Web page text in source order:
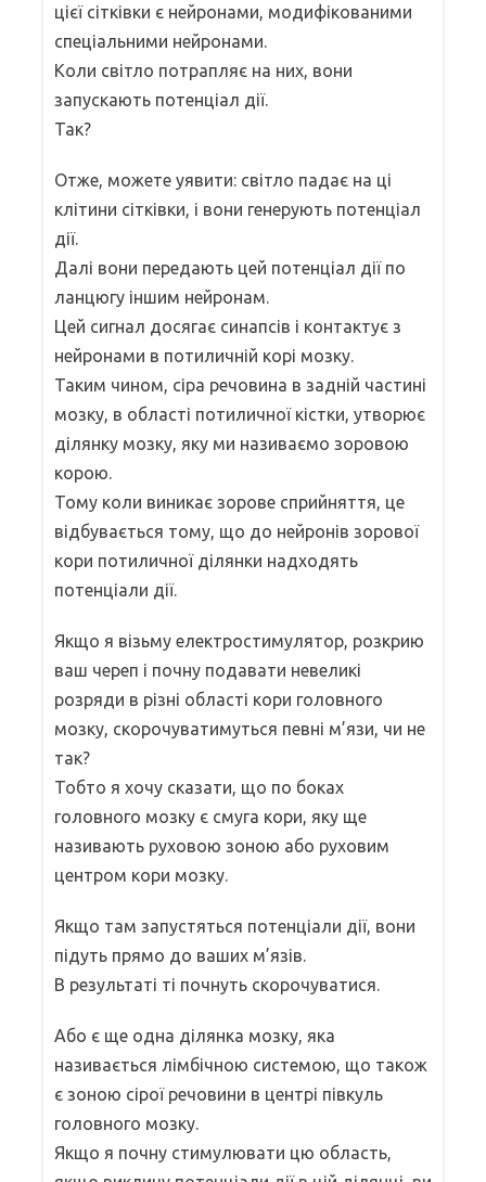
цієї сітківки є нейронами, модифікованими
спеціальними нейронами.
Коли світло потрапляє на них, вони
запускають потенціал дії.
Так?
Отже, можете уявити: світло падає на ці
клітини сітківки, і вони генерують потенціал
дії.
Далі вони передають цей потенціал дії по
ланцюгу іншим нейронам.
Цей сигнал досягає синапсів і контактує з
нейронами в потиличній корі мозку.
Таким чином, сіра речовина в задній частині
мозку, в області потиличної кістки, утворює
ділянку мозку, яку ми називаємо зоровою
корою.
Тому коли виникає зорове сприйняття, це
відбувається тому, що до нейронів зорової
кори потиличної ділянки надходять
потенціали дії.
Якщо я візьму електростимулятор, розкрию
ваш череп і почну подавати невеликі
розряди в різні області кори головного
мозку, скорочуватимуться певні м’язи, чи не
так?
Тобто я хочу сказати, що по боках
головного мозку є смуга кори, яку ще
називають руховою зоною або руховим
центром кори мозку.
Якщо там запустяться потенціали дії, вони
підуть прямо до ваших м’язів.
В результаті ті почнуть скорочуватися.
Або є ще одна ділянка мозку, яка
називається лімбічною системою, що також
є зоною сірої речовини в центрі півкуль
головного мозку.
Якщо я почну стимулювати цю область,